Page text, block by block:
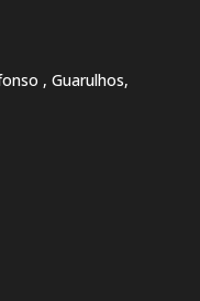
, Guarulhos,